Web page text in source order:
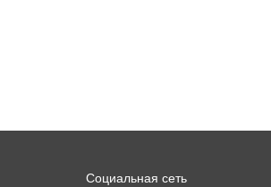
Социальная сеть